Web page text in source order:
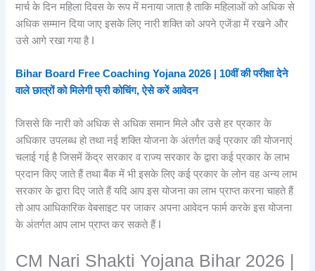
मार्च के दिन महिला दिवस के रूप में मनाया जाता है ताकि महिलाओं को अधिक से
अधिक सम्मान दिया जाए इसके लिए नारी शक्ति को अपने एजेंडा में रखने और
उसे आगे रखा गया है I
Bihar Board Free Coaching Yojana 2026 | 10वीं की परीक्षा देने
वाले छात्रों को मिलेगी फ्री कोचिंग, ऐसे करें आवेदन
जिससे कि नारी को अधिक से अधिक समान मिले और उसे हर प्रकार के
अधिकार उपलब्ध हो तथा नई शक्ति योजना के अंतर्गत कई प्रकार की योजनाएं
चलाई गई है जिसमें केंद्र सरकार व राज्य सरकार के द्वारा कई प्रकार के लाभ
प्रदान किए जाते हैं तथा बैंक में भी इसके लिए कई प्रकार के लोन वह अन्य लाभ
सरकार के द्वारा दिए जाते हैं यदि आप इस योजना का लाभ प्राप्त करना चाहते हैं
तो आप आधिकारिक वेबसाइट पर जाकर अपना आवेदन फार्म करके इस योजना
के अंतर्गत आप लाभ प्राप्त कर सकते हैं I
CM Nari Shakti Yojana Bihar 2026 |